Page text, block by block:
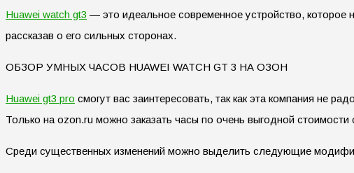
Huawei watch gt3 — это идеальное современное устройство, которое
рассказав о его сильных сторонах.
ОБЗОР УМНЫХ ЧАСОВ HUAWEI WATCH GT 3 НА ОЗОН
Huawei gt3 pro смогут вас заинтересовать, так как эта компания не
Только на ozon.ru можно заказать часы по очень выгодной стоимости
Среди существенных изменений можно выделить следующие